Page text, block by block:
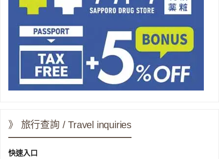
》 旅行查詢 / Travel inquiries
快速入口